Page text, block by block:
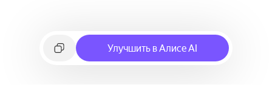
Улучшить в Алисе AI